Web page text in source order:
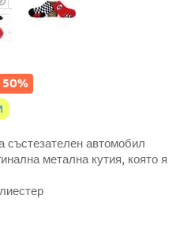
50%
състезателен автомобил
метална кутия, която я